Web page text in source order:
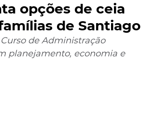
opções de ceia
de Santiago
de Administração
planejamento, economia e